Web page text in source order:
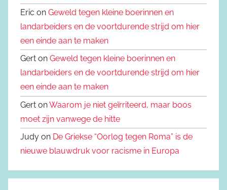
Eric on Geweld tegen kleine boerinnen en
landarbeiders en de voortdurende strijd om hier
een einde aan te maken
Gert on Geweld tegen kleine boerinnen en
landarbeiders en de voortdurende strijd om hier
een einde aan te maken
Gert onWaarom je niet geïrriteerd, maar boos
moet zijn vanwege de hitte
Judy on De Griekse “Oorlog tegen Roma” is de
nieuwe blauwdruk voor racisme in Europa